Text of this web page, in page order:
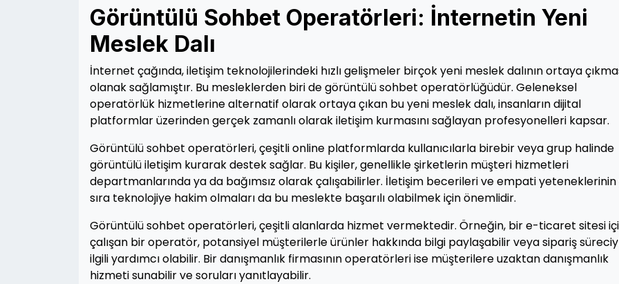
Görüntülü Sohbet Operatörleri: İnternetin Yeni
Meslek Dalı
İnternet çağında, iletişim teknolojilerindeki hızlı gelişmeler birçok yeni meslek dalının ortaya
olanak sağlamıştır. Bu mesleklerden biri de görüntülü sohbet operatörlüğüdür. Geleneksel
operatörlük hizmetlerine alternatif olarak ortaya çıkan bu yeni meslek dalı, insanların dijital
platformlar üzerinden gerçek zamanlı olarak iletişim kurmasını sağlayan profesyonelleri kapsar.
Görüntülü sohbet operatörleri, çeşitli online platformlarda kullanıcılarla birebir veya grup halinde
görüntülü iletişim kurarak destek sağlar. Bu kişiler, genellikle şirketlerin müşteri hizmetleri
departmanlarında ya da bağımsız olarak çalışabilirler. İletişim becerileri ve empati yeteneklerinin
sıra teknolojiye hakim olmaları da bu meslekte başarılı olabilmek için önemlidir.
Görüntülü sohbet operatörleri, çeşitli alanlarda hizmet vermektedir. Örneğin, bir e-ticaret sitesi
çalışan bir operatör, potansiyel müşterilerle ürünler hakkında bilgi paylaşabilir veya sipariş
ilgili yardımcı olabilir. Bir danışmanlık firmasının operatörleri ise müşterilere uzaktan danışmanlık
hizmeti sunabilir ve soruları yanıtlayabilir.